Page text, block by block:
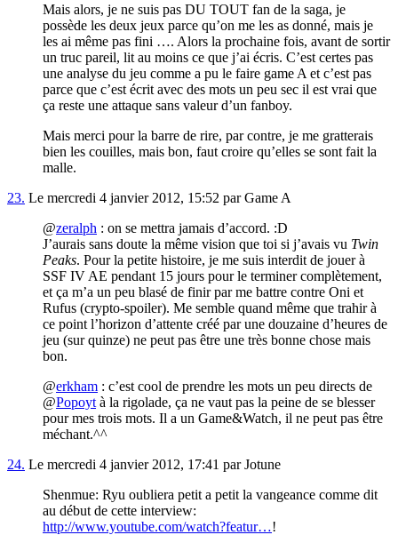
Mais alors, je ne suis pas DU TOUT fan de la saga, je
possède les deux jeux parce qu’on me les as donné, mais je
les ai même pas fini …. Alors la prochaine fois, avant de sortir
un truc pareil, lit au moins ce que j’ai écris. C’est certes pas
une analyse du jeu comme a pu le faire game A et c’est pas
parce que c’est écrit avec des mots un peu sec il est vrai que
ça reste une attaque sans valeur d’un fanboy.
Mais merci pour la barre de rire, par contre, je me gratterais
bien les couilles, mais bon, faut croire qu’elles se sont fait la
malle.
23. Le mercredi 4 janvier 2012, 15:52 par Game A
@zeralph : on se mettra jamais d’accord. :D
J’aurais sans doute la même vision que toi si j’avais vu Twin
Peaks. Pour la petite histoire, je me suis interdit de jouer à
SSF IV AE pendant 15 jours pour le terminer complètement,
et ça m’a un peu blasé de finir par me battre contre Oni et
Rufus (crypto-spoiler). Me semble quand même que trahir à
ce point l’horizon d’attente créé par une douzaine d’heures de
jeu (sur quinze) ne peut pas être une très bonne chose mais
bon.
@erkham : c’est cool de prendre les mots un peu directs de
@Popoyt à la rigolade, ça ne vaut pas la peine de se blesser
pour mes trois mots. Il a un Game&Watch, il ne peut pas être
méchant.^^
24. Le mercredi 4 janvier 2012, 17:41 par Jotune
Shenmue: Ryu oubliera petit a petit la vangeance comme dit
au début de cette interview:
http://www.youtube.com/watch?featur…!